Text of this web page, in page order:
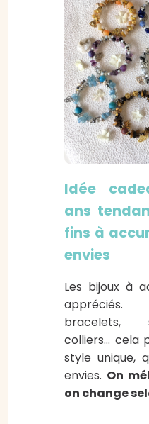
Idée
ans
fins à
envies
Les bijoux à
appréciés.
bracelets,
colliers… cela
style unique,
envies. On
on change